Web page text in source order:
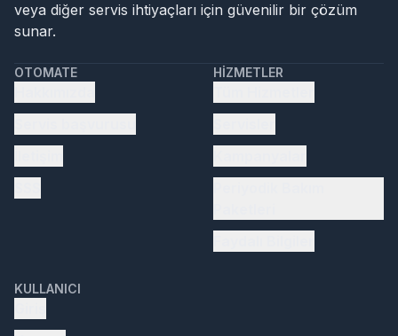
veya diğer servis ihtiyaçları için güvenilir bir çözüm
sunar.
OTOMATE HIZMETLER
KULLANICI